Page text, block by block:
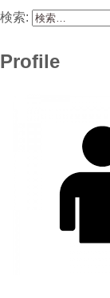
検索:
Profile